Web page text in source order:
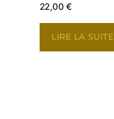
22,00€
LIRE LA SUITE